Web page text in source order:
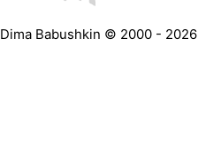
Dima Babushkin © 2000 - 2026